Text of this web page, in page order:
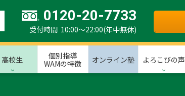
0120-20-7733
受付時間 10:00～22:00(年中無休)
高校生
個別指導
WAMの特徴
オンライン塾 よろこびの声